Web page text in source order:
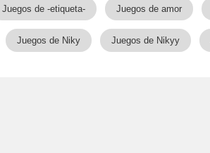
Juegos de -etiqueta- Juegos de amor
Juegos de Niky Juegos de Nikyy